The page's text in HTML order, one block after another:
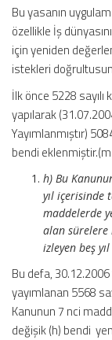
Bu yasanın
özellikle İş
için yeniden
istekleri
İlk önce 5228
yapılarak
Yayımlanmıştır)
bendi
h) Bu
yıl içerisinde
maddelerde
alan sürelere
izleyen beş
Bu defa,
yayımlanan 5568
Kanunun 7 nci
değişik (h) bendi